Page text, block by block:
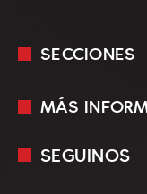
SECCIONES
En Vivo
MÁS
Mediakit
SEGUINOS